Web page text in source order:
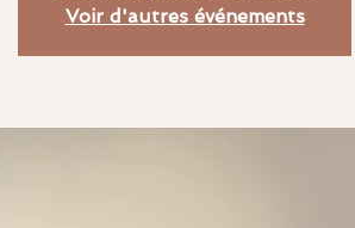
Voir d'autres événements